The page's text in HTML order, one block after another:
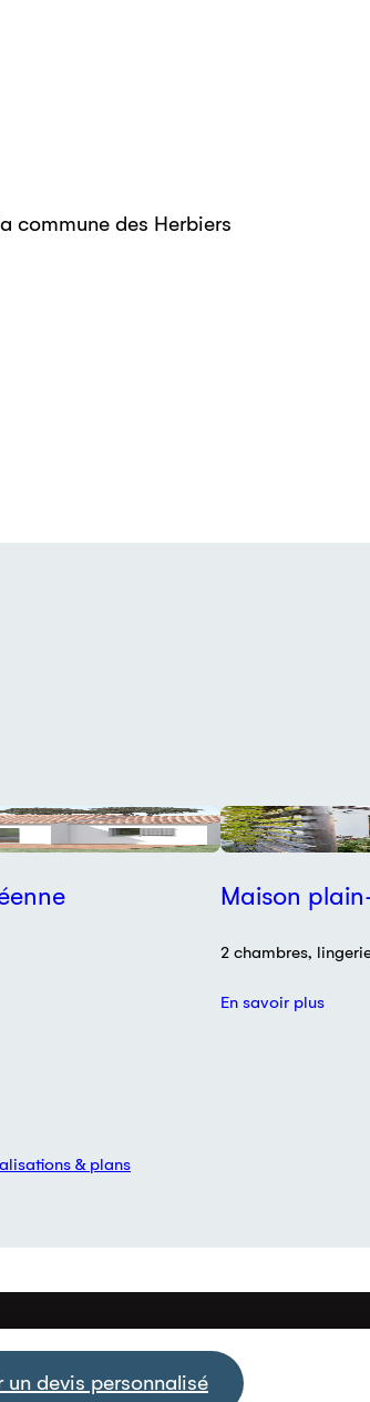
commune des Herbiers
un devis personnalisé
Réalisation
Maison
2 chambres,
En savoir plus
& plans